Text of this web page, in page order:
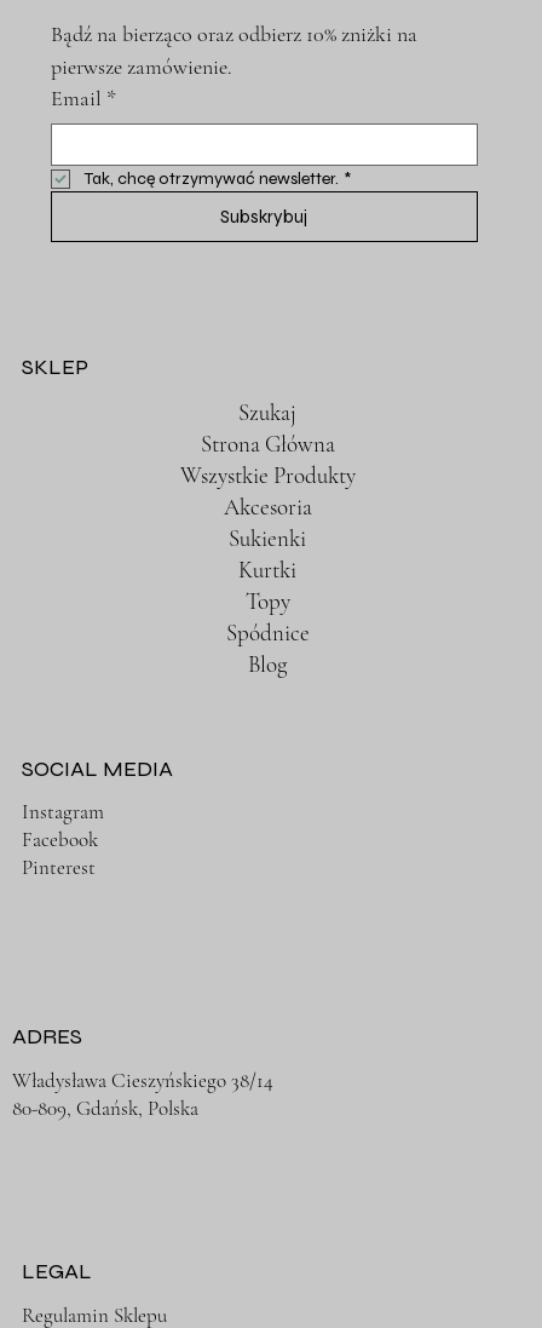
Bądź na bierząco oraz odbierz 10% zniżki na
pierwsze zamówienie.
Email *
Tak, chcę otrzymywać newsletter. *
Subskrybuj
SKLEP
Szukaj
Strona Główna
Wszystkie Produkty
Akcesoria
Sukienki
Kurtki
Topy
Spódnice
Blog
LEGAL
Regulamin Sklepu
ADRES
Władysława Cieszyńskiego 38/14
80-809, Gdańsk, Polska
SOCIAL MEDIA
Instagram
Facebook
Pinterest